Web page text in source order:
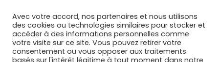
accueil. portfolio.
mentions légales. contact.
Avec votre accord, nos partenaires et nous utilisons
des cookies ou technologies similaires pour stocker et
accéder à des informations personnelles comme
votre visite sur ce site. Vous pouvez retirer votre
consentement ou vous opposer aux traitements
basés sur l'intérêt légitime à tout moment dans notre